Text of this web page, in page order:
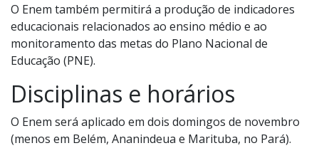
O Enem também permitirá a produção de indicadores
educacionais relacionados ao ensino médio e ao
monitoramento das metas do Plano Nacional de
Educação (PNE).
Disciplinas e horários
O Enem será aplicado em dois domingos de novembro
(menos em Belém, Ananindeua e Marituba, no Pará).